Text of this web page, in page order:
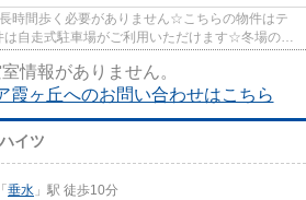
時間歩く必要がありません☆こちらの物件はテ
自走式駐車場がご利用いただけます☆冬場の換
情報がありません。
霞ヶ丘へのお問い合わせはこちら
イツ
「 垂水 」駅 徒歩10分